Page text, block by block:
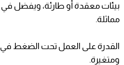
بيئات معقدة أو طارئة، ويفضل في
مماثلة.
القدرة على العمل تحت الضغط في
ومتغيرة.